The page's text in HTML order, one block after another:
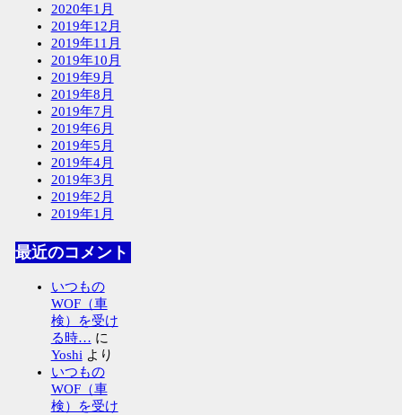
2020年1月
2019年12月
2019年11月
2019年10月
2019年9月
2019年8月
2019年7月
2019年6月
2019年5月
2019年4月
2019年3月
2019年2月
2019年1月
最近のコメント
いつもの
WOF（車
検）を受け
る時… に
Yoshi より
いつもの
WOF（車
検）を受け